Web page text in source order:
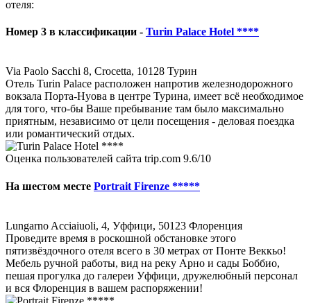
отеля:
Номер 3 в классификации - Turin Palace Hotel ****
Via Paolo Sacchi 8, Crocetta, 10128 Турин
Отель Turin Palace расположен напротив железнодорожного
вокзала Порта-Нуова в центре Турина, имеет всё необходимое
для того, что-бы Ваше пребывание там было максимально
приятным, независимо от цели посещения - деловая поездка
или романтический отдых.
Оценка пользователей сайта trip.com 9.6/10
На шестом месте Portrait Firenze *****
Lungarno Acciaiuoli, 4, Уффици, 50123 Флоренция
Проведите время в роскошной обстановке этого
пятизвёздочного отеля всего в 30 метрах от Понте Веккьо!
Мебель ручной работы, вид на реку Арно и сады Боббио,
пешая прогулка до галереи Уффици, дружелюбный персонал
и вся Флоренция в вашем распоряжении!